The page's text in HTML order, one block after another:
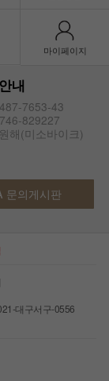
마이페이지
내
7653-43
829227
해(미소바이크)
문의게시판
대구서구-0556